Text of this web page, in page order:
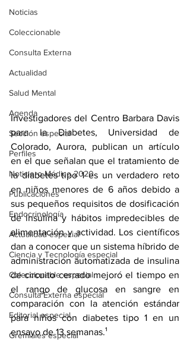
Noticias
Coleccionable
Consulta Externa
Actualidad
Salud Mental
Agenda
Sección especial
Perfiles
Noticiero Médico 2020
Publicaciones
Endocrinología
Actualidad especial
Ciencia y Tecnología especial
Coleccionable especial
Consulta Externa especial
Editorial especial
Gremiales especial
Investigadores del Centro Barbara Davis
para la Diabetes, Universidad de
Colorado, Aurora, publican un artículo
en el que señalan que el tratamiento de
la diabetes tipo 1 es un verdadero reto
en niños menores de 6 años debido a
sus pequeños requisitos de dosificación
de insulina y hábitos impredecibles de
alimentación y actividad. Los científicos
dan a conocer que un sistema híbrido de
administración automatizada de insulina
de circuito cerrado mejoró el tiempo en
el rango de glucosa en sangre en
comparación con la atención estándar
para niños con diabetes tipo 1 en un
ensayo de 13 semanas.¹